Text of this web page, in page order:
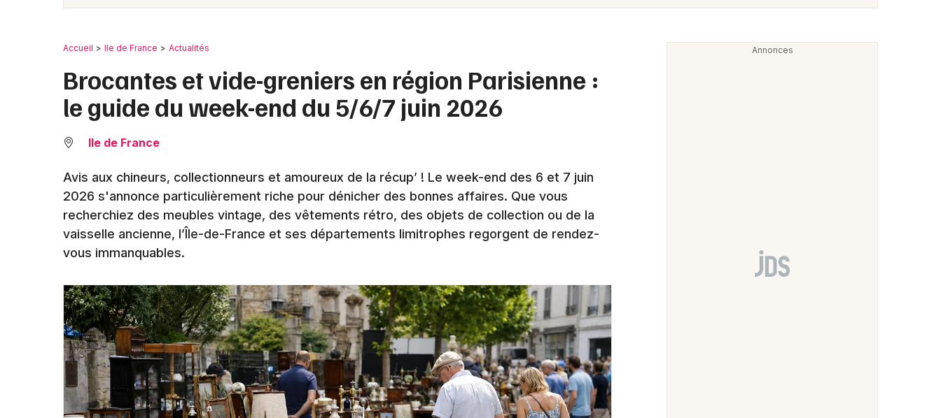
Soirées
Expos
Sorties & loisirs
Newsletter des sorties
Artistes en tournée
Actus en Ile de France
Magazine en Ile de France
Mulhouse
Nice
Paris
Toulouse
Toutes les villes
Accueil Ile de France Actualités
Brocantes et vide-greniers en région Parisienne :
le guide du week-end du 5/6/7 juin 2026
Ile de France
Avis aux chineurs, collectionneurs et amoureux de la récup’ ! Le week-end des 6 et 7 juin
2026 s'annonce particulièrement riche pour dénicher des bonnes affaires. Que vous
recherchiez des meubles vintage, des vêtements rétro, des objets de collection ou de la
vaisselle ancienne, l’Île-de-France et ses départements limitrophes regorgent de rendez-
vous immanquables.